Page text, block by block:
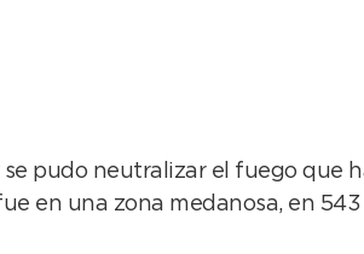
se pudo neutralizar el fuego que
en una zona medanosa, en